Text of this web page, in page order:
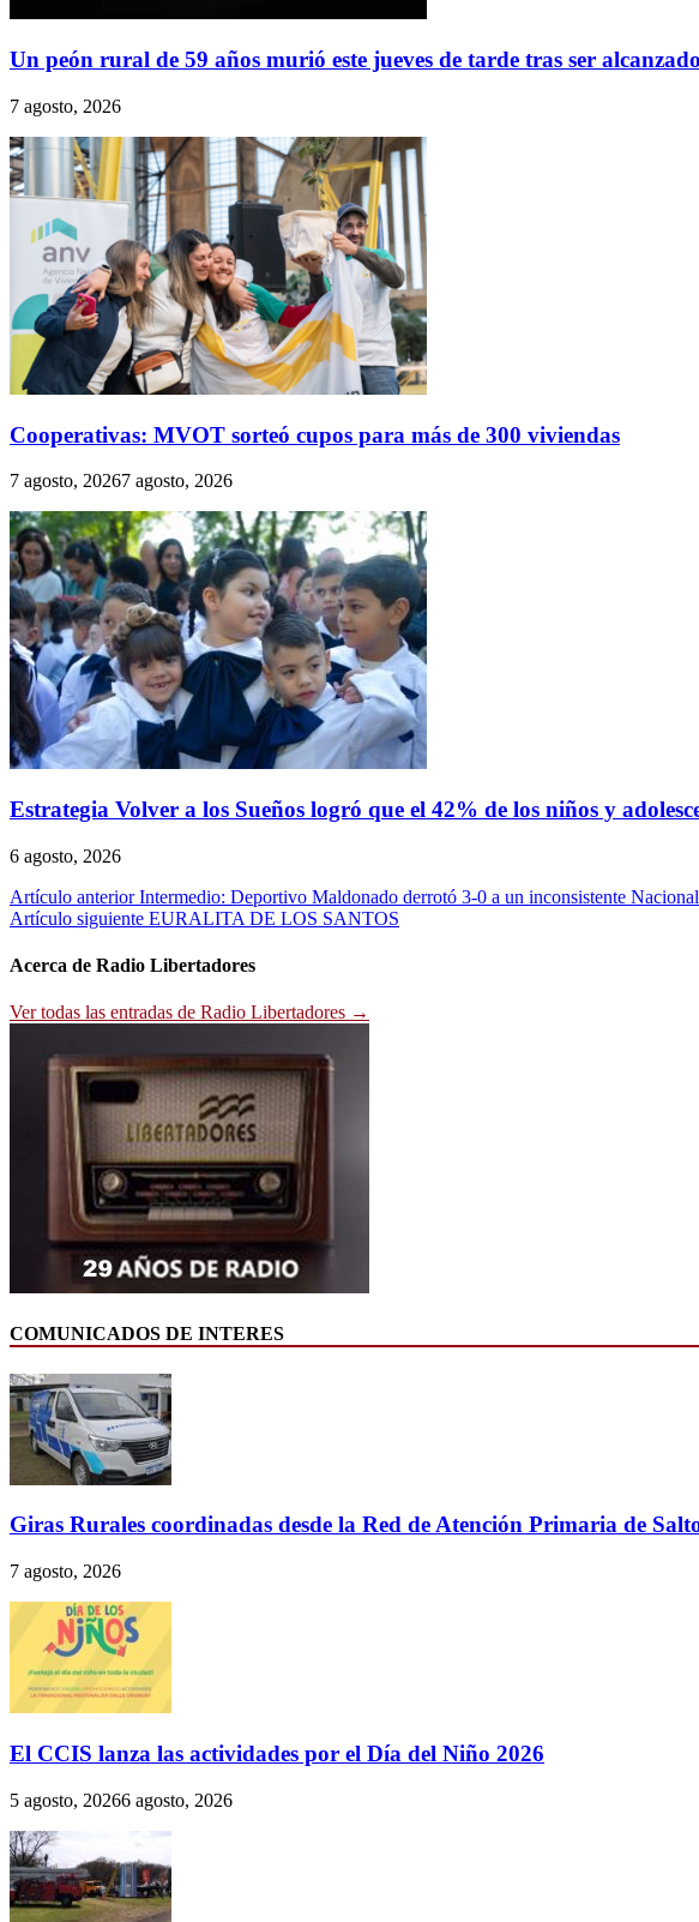
Un peón rural de 59 años murió este jueves de tarde tras ser
7 agosto, 2026
Cooperativas: MVOT sorteó cupos para más de 300 viviendas
7 agosto, 20267 agosto, 2026
Estrategia Volver a los Sueños logró que el 42% de los niños y
6 agosto, 2026
Navegación
de
entradas
Artículo anterior Intermedio: Deportivo Maldonado derrotó 3-0 a un inconsistente
Artículo siguiente EURALITA DE LOS SANTOS
Acerca de Radio Libertadores
Ver todas las entradas de Radio Libertadores →
COMUNICADOS DE INTERES
Giras Rurales coordinadas desde la Red de Atención Primaria de
7 agosto, 2026
El CCIS lanza las actividades por el Día del Niño 2026
5 agosto, 20266 agosto, 2026